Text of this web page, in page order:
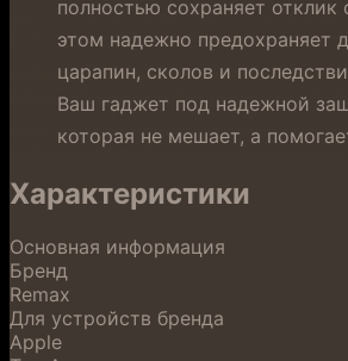
полностью сохраняет отклик
этом надежно предохраняет
царапин, сколов и
Ваш гаджет под надежной
которая не мешает, а
Характеристики
Основная информация
Бренд
Remax
Для устройств бренда
Apple